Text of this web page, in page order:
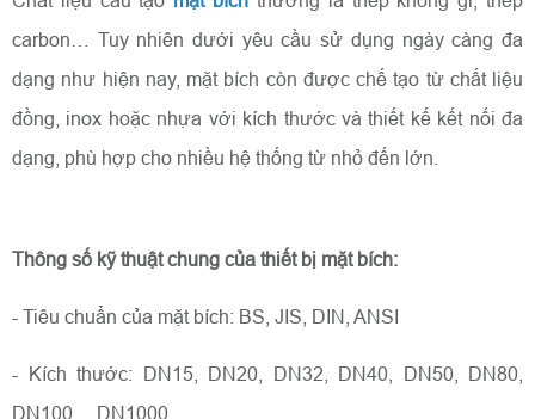
carbon… Tuy nhiên dưới yêu cầu sử dụng ngày càng đa
dạng như hiện nay, mặt bích còn được chế tạo từ chất liệu
đồng, inox hoặc nhựa với kích thước và thiết kế kết nối đa
dạng, phù hợp cho nhiều hệ thống từ nhỏ đến lớn.
Thông số kỹ thuật chung của thiết bị mặt bích:
- Tiêu chuẩn của mặt bích: BS, JIS, DIN, ANSI
- Kích thước: DN15, DN20, DN32, DN40, DN50, DN80,
DN100… DN1000
0815854056